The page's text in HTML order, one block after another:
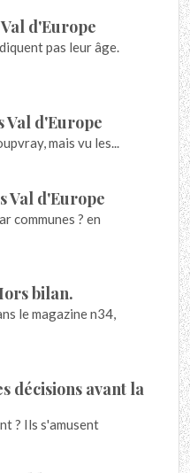
d'Europe
pas leur âge.
Val d'Europe
mais vu les...
Val d'Europe
communes ? en
bilan.
le magazine n34,
décisions avant la
? Ils s'amusent